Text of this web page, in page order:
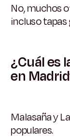
No, muchos
incluso tapas
¿Cuál es
en
Malasaña y
populares.